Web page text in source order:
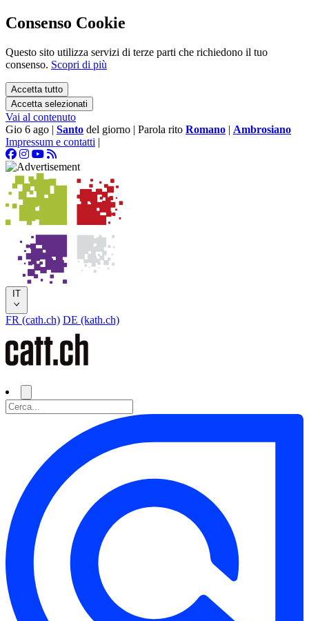
Consenso Cookie
Questo sito utilizza servizi di terze parti che richiedono il tuo
consenso. Scopri di più
Accetta tutto
Accetta selezionati
Vai al contenuto
Gio 6 ago | Santo del giorno | Parola rito Romano | Ambrosiano
Impressum e contatti |
IT
FR (cath.ch) DE (kath.ch)